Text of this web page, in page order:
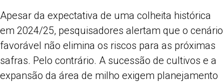
Apesar da expectativa de uma colheita histórica
em 2024/25, pesquisadores alertam que o cenário
favorável não elimina os riscos para as próximas
safras. Pelo contrário. A sucessão de cultivos e a
expansão da área de milho exigem planejamento